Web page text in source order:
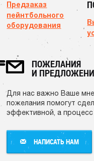
Предзаказ
пейнтбольного
оборудования
ПОЖЕЛАНИЯ
И
Для нас важно Ваше
пожелания помогут
эффективной, а
НАПИСАТЬ НАМ